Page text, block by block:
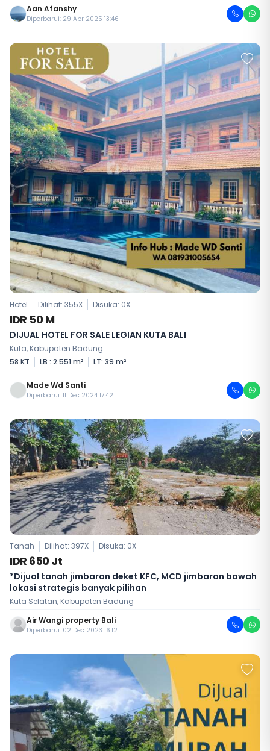
Aan Afanshy
Diperbarui: 29 Apr 2025 13:46
Hotel Dilihat: 355X Disuka: 0X
IDR 50 M
DIJUAL HOTEL FOR SALE LEGIAN KUTA BALI
Kuta, Kabupaten Badung
58 KT
LB : 2.551 m² LT: 39 m²
Made Wd Santi
Diperbarui: 11 Dec 2024 17:42
Tanah Dilihat: 397X Disuka: 0X
IDR 650 Jt
*Dijual tanah jimbaran deket KFC, MCD jimbaran bawah
lokasi strategis banyak pilihan
Kuta Selatan, Kabupaten Badung
Air Wangi property Bali
Diperbarui: 02 Dec 2023 16:12